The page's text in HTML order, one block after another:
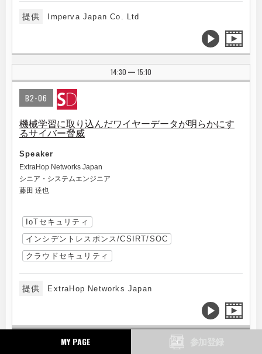
MY PAGE
提供 Imperva Japan Co. Ltd
14:30 | 15:10
B2-06
機械学習に取り込んだワイヤーデータが明らかにす
るサイバー脅威
Speaker
ExtraHop Networks Japan
シニア・システムエンジニア
藤田 達也
IoTセキュリティ
インシデントレスポンス/CSIRT/SOC
クラウドセキュリティ
提供 ExtraHop Networks Japan
10.9(金)